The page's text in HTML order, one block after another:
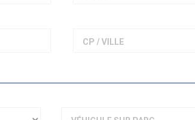
CP / VILLE